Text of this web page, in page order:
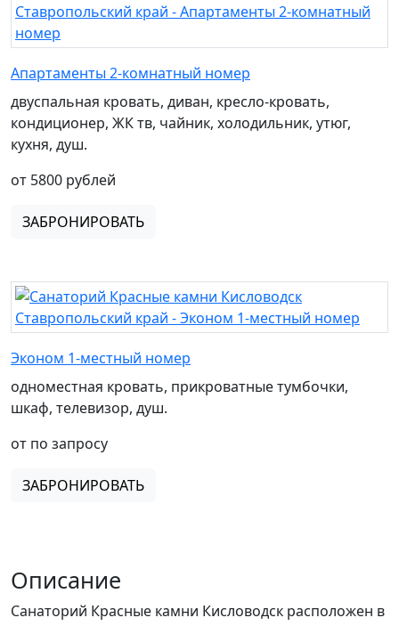
Апартаменты 2-комнатный номер
двуспальная кровать, диван, кресло-кровать,
кондиционер, ЖК тв, чайник, холодильник, утюг,
кухня, душ.
от 5800 рублей
ЗАБРОНИРОВАТЬ
Эконом 1-местный номер
одноместная кровать, прикроватные тумбочки,
шкаф, телевизор, душ.
от по запросу
ЗАБРОНИРОВАТЬ
Описание
Санаторий Красные камни Кисловодск расположен в